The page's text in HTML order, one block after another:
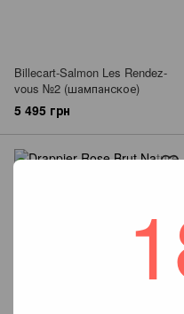
Billecart-Salmon Les Rendez-
vous №2 (шампанское)
5 495 грн